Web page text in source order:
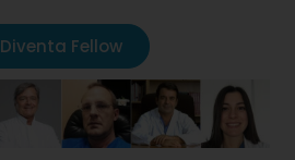
Diventa Fellow